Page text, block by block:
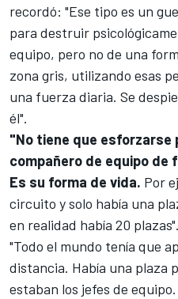
recordó: "Ese tipo es un
para destruir
equipo, pero no de una
zona gris, utilizando esas
una fuerza diaria. Se
él".
"No tiene que esforzarse
compañero de equipo de
Es su forma de vida. Por
circuito y solo había una
en realidad había 20 plazas".
"Todo el mundo tenía que
distancia. Había una plaza
estaban los jefes de